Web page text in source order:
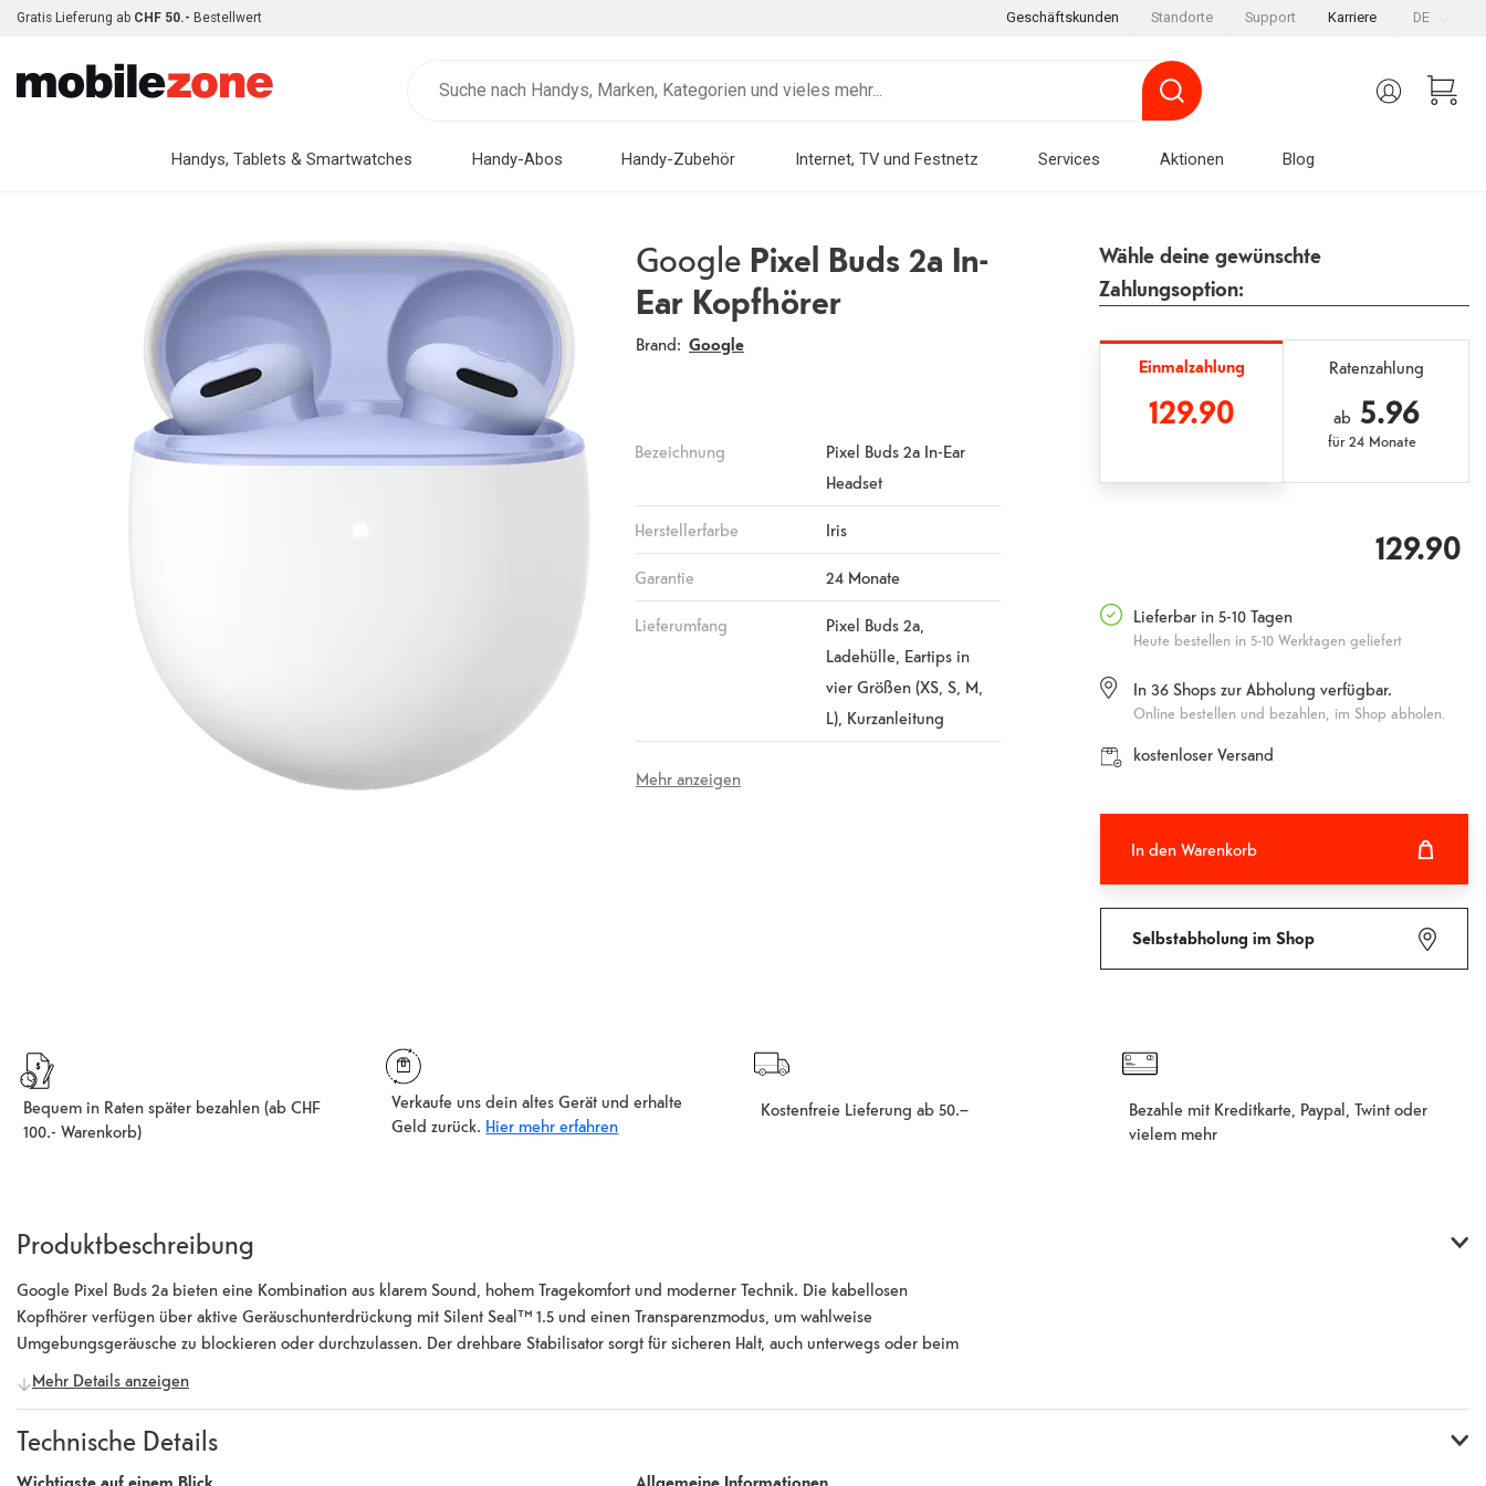
DE
Geschäftskunden Standorte Support Karriere
Gratis Lieferung ab CHF 50.- Bestellwert
Handys, Tablets & Smartwatches Handy-Abos Handy-Zubehör Internet, TV und Festnetz Services Aktionen Blog
Google Pixel Buds 2a In-
Ear Kopfhörer
Brand: Google
Bezeichnung
Pixel Buds 2a In-Ear
Headset
Herstellerfarbe Iris
Garantie 24 Monate
Lieferumfang
Pixel Buds 2a,
Ladehülle, Eartips in
vier Größen (XS, S, M,
L), Kurzanleitung
Mehr anzeigen
Wähle deine gewünschte
Zahlungsoption:
Einmalzahlung
129.90
Ratenzahlung
ab5.96
für24 Monate
129.90
Lieferbar in 5-10 Tagen
Heute bestellen in 5-10 Werktagen geliefert
In 36Shops zur Abholung verfügbar.
Online bestellen und bezahlen, im Shop abholen.
kostenloser Versand
In den Warenkorb
Selbstabholung im Shop
Bequem in Raten später bezahlen (ab CHF
100.- Warenkorb)
Verkaufe uns dein altes Gerät und erhalte
Geld zurück. Hier mehr erfahren
Kostenfreie Lieferung ab 50.–
Bezahle mit Kreditkarte, Paypal, Twint oder
vielem mehr
Produktbeschreibung
Google Pixel Buds 2a bieten eine Kombination aus klarem Sound, hohem Tragekomfort und moderner Technik. Die kabellosen
Kopfhörer verfügen über aktive Geräuschunterdrückung mit Silent Seal™ 1.5 und einen Transparenzmodus, um wahlweise
Umgebungsgeräusche zu blockieren oder durchzulassen. Der drehbare Stabilisator sorgt für sicheren Halt, auch unterwegs oder beim
Training. Mit ihren 11-mm-Treibern liefern sie satten, detailreichen Klang, während Funktionen wie „Glasklare Anrufe“ für deutliche
Sprachqualität sorgen. Die Akkulaufzeit beträgt bis zu 7 Stunden ununterbrochene Wiedergabe und bis zu 20 Stunden mit dem Lade-
Lebensdauer des Produkts deutlich verlängert. Die Pixel Buds 2a sind schweiss- und wasserbeständig nach IP54. Zusätzlich bieten die
Pixel Buds eine enge Integration mit Pixel-Geräten, darunter die Funktionen „Mein Gerät finden“, automatischer Audiowechsel zwischen
Mehr Details anzeigen
Technische Details